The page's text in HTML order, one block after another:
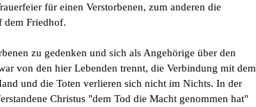
für einen Verstorbenen, zum anderen die
dem Friedhof.
zu gedenken und sich als Angehörige über den
von den hier Lebenden trennt, die Verbindung mit dem
und die Toten verlieren sich nicht im Nichts. In der
Christus "dem Tod die Macht genommen hat"